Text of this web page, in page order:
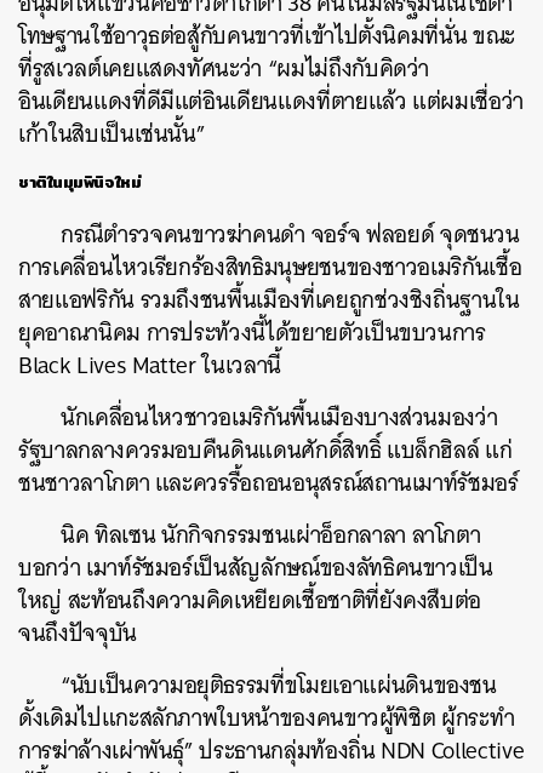
โทษฐานใช้อาวุธต่อสู้กับคนขาวที่เข้าไปตั้งนิคมที่นั่นขณะ
ที่รูสเวลต์เคยแสดงทัศนะว่า “ผมไม่ถึงกับคิดว่า
อินเดียนแดงที่ดีมีแต่อินเดียนแดงที่ตายแล้ว แต่ผมเชื่อว่า
เก้าในสิบเป็นเช่นนั้น”
ชาติในมุมพินิจใหม่
กรณีตำรวจคนขาวฆ่าคนดำจอร์จฟลอยด์จุดชนวน
การเคลื่อนไหวเรียกร้องสิทธิมนุษยชนของชาวอเมริกันเชื้อ
สายแอฟริกันรวมถึงชนพื้นเมืองที่เคยถูกช่วงชิงถิ่นฐานใน
ยุคอาณานิคมการประท้วงนี้ได้ขยายตัวเป็นขบวนการ
Black Lives Matterในเวลานี้
นักเคลื่อนไหวชาวอเมริกันพื้นเมืองบางส่วนมองว่า
รัฐบาลกลางควรมอบคืนดินแดนศักดิ์สิทธิ์แบล็กฮิลล์แก่
ชนชาวลาโกตาและควรรื้อถอนอนุสรณ์สถานเมาท์รัชมอร์
นิคทิลเซนนักกิจกรรมชนเผ่าอ็อกลาลาลาโกตา
บอกว่าเมาท์รัชมอร์เป็นสัญลักษณ์ของลัทธิคนขาวเป็น
ใหญ่สะท้อนถึงความคิดเหยียดเชื้อชาติที่ยังคงสืบต่อ
จนถึงปัจจุบัน
“นับเป็นความอยุติธรรมที่ขโมยเอาแผ่นดินของชน
ดั้งเดิมไปแกะสลักภาพใบหน้าของคนขาวผู้พิชิตผู้กระทำ
การฆ่าล้างเผ่าพันธุ์”ประธานกลุ่มท้องถิ่นNDN Collective
ค้นหา
SHARE TWEET LINE EMAIL